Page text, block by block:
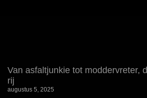
Van asfaltjunkie tot moddervreter,
rij
augustus 5, 2025